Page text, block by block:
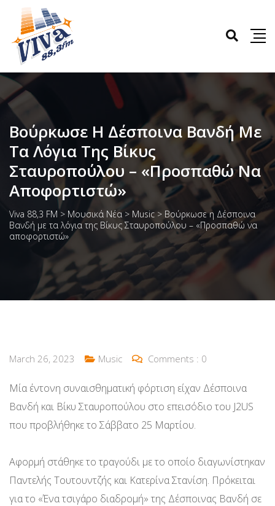
Βούρκωσε Η Δέσποινα Βανδή Με
Τα Λόγια Της Βίκυς
Σταυροπούλου – «Προσπαθώ Να
Αποφορτιστώ»
Viva 88,3 FM > Μουσικά Νέα > Music > Βούρκωσε η Δέσποινα
Βανδή με τα λόγια της Βίκυς Σταυροπούλου – «Προσπαθώ να
αποφορτιστώ»
March 26, 2023 Music Comments : 0
Μία έντονη συναισθηματική φόρτιση είχαν Δέσποινα
Βανδή και Βίκυ Σταυροπούλου στο επεισόδιο του J2US
που προβλήθηκε το Σάββατο 25 Μαρτίου.
Αφορμή στάθηκε το τραγούδι με το οποίο διαγωνίστηκαν
Παντελής Τουτουντζής και Κατερίνα Στανίση. Πρόκειται
για το «Ένα τσιγάρο διαδρομή» της Δέσποινας Βανδή σε